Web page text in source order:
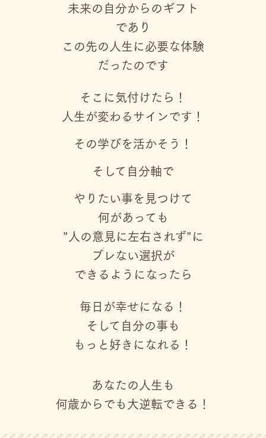
未来の自分からのギフト
であり
この先の人生に必要な体験
だったのです
そこに気付けたら！
人生が変わるサインです！
その学びを活かそう！
そして自分軸で
やりたい事を見つけて
何があっても
”人の意見に左右されず”に
ブレない選択が
できるようになったら
毎日が幸せになる！
そして自分の事も
もっと好きになれる！
あなたの人生も
何歳からでも大逆転できる！